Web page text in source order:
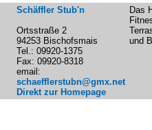
Schäffler Stub'n
Ortsstraße 2
94253 Bischofsmais
Tel.: 09920-1375
Fax: 09920-8318
email:
schaefflerstubn@gmx.net
Direkt zur Homepage
Das
und